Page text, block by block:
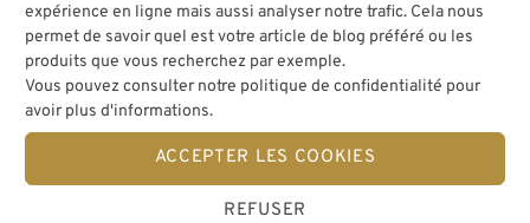
expérience en ligne mais aussi analyser notre trafic. Cela nous
permet de savoir quel est votre article de blog préféré ou les
produits que vous recherchez par exemple.
Vous pouvez consulter notre politique de confidentialité pour
avoir plus d'informations.
ACCEPTER LES COOKIES
REFUSER
même le plus beau, cependant il reste très
pratique. En effet, sa construction simple et ses
matériaux très résistant font de lui un allié idéal
pour le transport à risque de votre archet.
Il représente aussi un très bon tube pour